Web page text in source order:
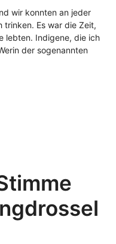
wir konnten an jeder
trinken. Es war die Zeit,
lebten. Indigene, die ich
der sogenannten